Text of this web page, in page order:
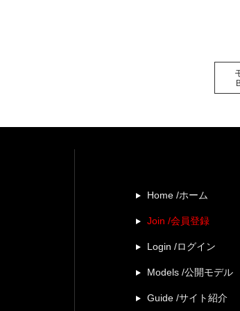
Home /ホーム
Join /会員登録
Login /ログイン
Models /公開モデル
Guide /サイト紹介